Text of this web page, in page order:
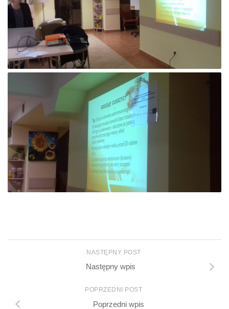
NASTĘPNY POST
Następny wpis
POPRZEDNI POST
Poprzedni wpis